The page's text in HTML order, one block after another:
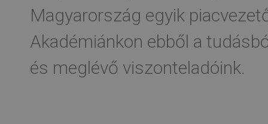
Magyarország egyik
Akadémiánkon ebből a
és meglévő viszonteladóink.